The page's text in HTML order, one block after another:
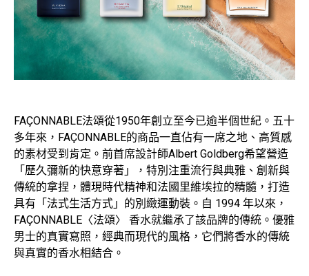
FAÇONNABLE法頌從1950年創立至今已逾半個世紀。五十
多年來，FAÇONNABLE的商品一直佔有一席之地、高質感
的素材受到肯定。前首席設計師Albert Goldberg希望營造
「歷久彌新的快意穿著」，特別注重流行與典雅、創新與
傳統的拿捏，體現時代精神和法國里維埃拉的精髓，打造
具有「法式生活方式」的別緻運動裝。自 1994 年以來，
FAÇONNABLE〈法頌〉 香水就繼承了該品牌的傳統。優雅
男士的真實寫照，經典而現代的風格，它們將香水的傳統
與真實的香水相結合。